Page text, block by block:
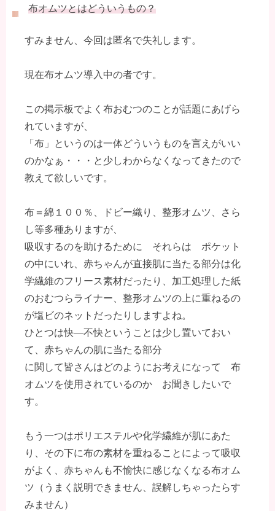
布オムツとはどういうもの？
すみません、今回は匿名で失礼します。
現在布オムツ導入中の者です。
この掲示板でよく布おむつのことが話題にあげら
れていますが、
「布」というのは一体どういうものを言えがいい
のかなぁ・・・と少しわからなくなってきたので
教えて欲しいです。
布＝綿１００％、ドビー織り、整形オムツ、さら
し等多種ありますが、
吸収するのを助けるために それらは ポケット
の中にいれ、赤ちゃんが直接肌に当たる部分は化
学繊維のフリース素材だったり、加工処理した紙
のおむつらライナー、整形オムツの上に重ねるの
が塩ビのネットだったりしますよね。
ひとつは快―不快ということは少し置いておい
て、赤ちゃんの肌に当たる部分
に関して皆さんはどのようにお考えになって 布
オムツを使用されているのか お聞きしたいで
す。
もう一つはポリエステルや化学繊維が肌にあた
り、その下に布の素材を重ねることによって吸収
がよく、赤ちゃんも不愉快に感じなくなる布オム
ツ（うまく説明できません、誤解しちゃったらす
みません）